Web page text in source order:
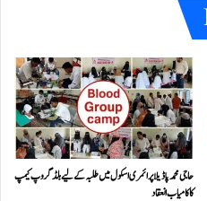
حاجی محمد پاڈیلا پرائمری اسکول میں طلبہ کے لیے بلڈ گروپ کیمپ
کا کامیاب انعقاد